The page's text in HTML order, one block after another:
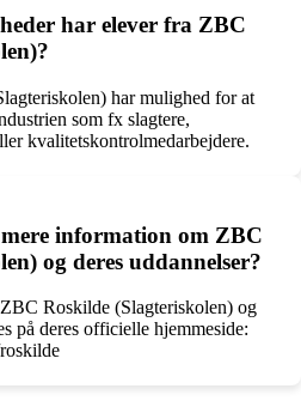
har elever fra ZBC
har mulighed for at
som fx slagtere,
kvalitetskontrolmedarbejdere.
information om ZBC
og deres uddannelser?
Roskilde (Slagteriskolen) og
på deres officielle hjemmeside: